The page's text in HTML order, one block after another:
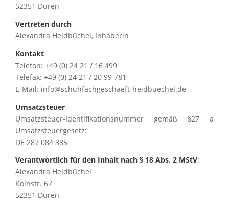
52351 Düren
Vertreten durch
Alexandra Heidbüchel, Inhaberin
Kontakt
Telefon: +49 (0) 24 21 / 16 499
Telefax: +49 (0) 24 21 / 20 99 781
E-Mail: info@schuhfachgeschaeft-heidbuechel.de
Umsatzsteuer
Umsatzsteuer-Identifikationsnummer gemäß §27 a
Umsatzsteuergesetz:
DE 287 084 385
Verantwortlich für den Inhalt nach § 18 Abs. 2 MStV:
Alexandra Heidbüchel
Kölnstr. 67
52351 Düren